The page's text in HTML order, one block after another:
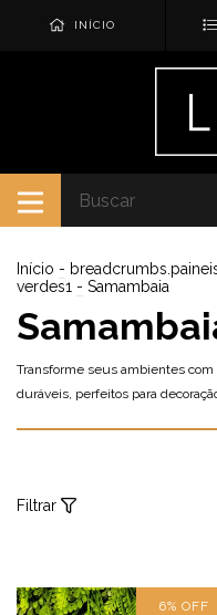
INÍCIO
Início -
verdes1 - Samambaia
Transforme seus ambientes
duráveis, perfeitos para
Filtrar
6% OFF